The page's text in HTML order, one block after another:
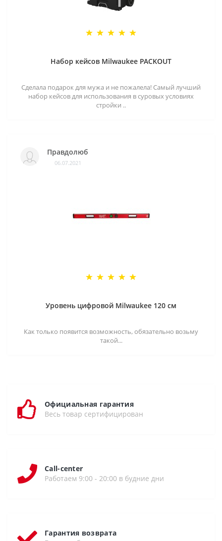
Набор кейсов Milwaukee PACKOUT
Сделала подарок для мужа и не пожалела! Самый лучший
набор кейсов для использования в суровых условиях
стройки ..
Правдолюб
06.07.2021
Уровень цифровой Milwaukee 120 см
Как только появится возможность, обязательно возьму
такой...
Официальная гарантия
Весь товар сертифицирован
Call-center
Работаем 9:00 - 20:00 в будние дни
Гарантия возврата